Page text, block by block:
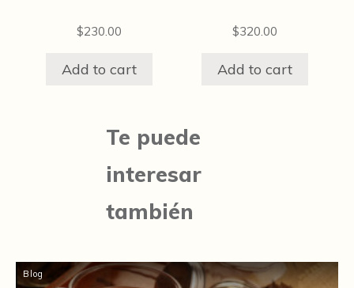
$230.00
Add to cart
$320.00
Add to cart
Te puede
interesar
también
Blog